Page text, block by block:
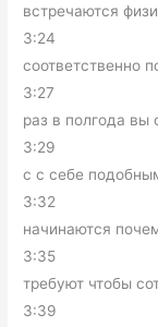
встречаются
3:24
соответственно
3:27
раз в полгода вы
3:29
с с себе
3:32
начинаются
3:35
требуют чтобы
3:39